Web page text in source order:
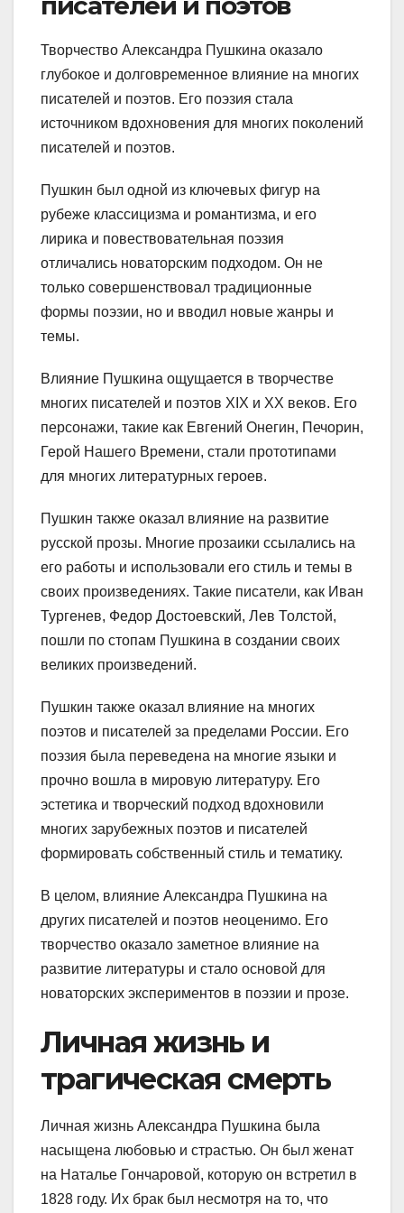
Творчество Александра Пушкина оказало
глубокое и долговременное влияние на многих
писателей и поэтов. Его поэзия стала
источником вдохновения для многих поколений
писателей и поэтов.
Пушкин был одной из ключевых фигур на
рубеже классицизма и романтизма, и его
лирика и повествовательная поэзия
отличались новаторским подходом. Он не
только совершенствовал традиционные
формы поэзии, но и вводил новые жанры и
темы.
Влияние Пушкина ощущается в творчестве
многих писателей и поэтов XIX и XX веков. Его
персонажи, такие как Евгений Онегин, Печорин,
Герой Нашего Времени, стали прототипами
для многих литературных героев.
Пушкин также оказал влияние на развитие
русской прозы. Многие прозаики ссылались на
его работы и использовали его стиль и темы в
своих произведениях. Такие писатели, как Иван
Тургенев, Федор Достоевский, Лев Толстой,
пошли по стопам Пушкина в создании своих
великих произведений.
Пушкин также оказал влияние на многих
поэтов и писателей за пределами России. Его
поэзия была переведена на многие языки и
прочно вошла в мировую литературу. Его
эстетика и творческий подход вдохновили
многих зарубежных поэтов и писателей
формировать собственный стиль и тематику.
В целом, влияние Александра Пушкина на
других писателей и поэтов неоценимо. Его
творчество оказало заметное влияние на
развитие литературы и стало основой для
новаторских экспериментов в поэзии и прозе.
Личная жизнь и
трагическая смерть
Личная жизнь Александра Пушкина была
насыщена любовью и страстью. Он был женат
на Наталье Гончаровой, которую он встретил в
1828 году. Их брак был несмотря на то, что